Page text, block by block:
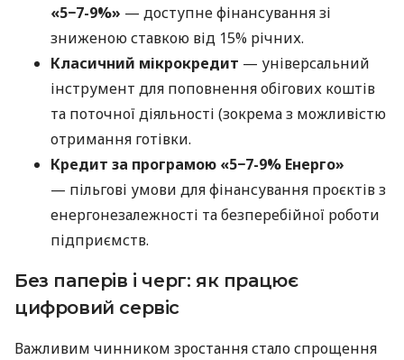
«5−7-9%» — доступне фінансування зі
зниженою ставкою від 15% річних.
Класичний мікрокредит — універсальний
інструмент для поповнення обігових коштів
та поточної діяльності (зокрема з можливістю
отримання готівки.
Кредит за програмою «5−7-9% Енерго»
— пільгові умови для фінансування проєктів з
енергонезалежності та безперебійної роботи
підприємств.
Без паперів і черг: як працює
цифровий сервіс
Важливим чинником зростання стало спрощення